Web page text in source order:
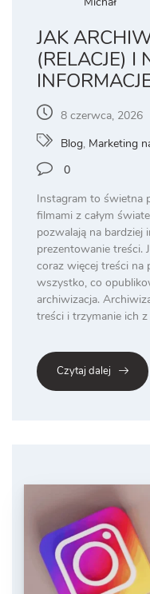
JAK
(RELACJE) I
8 czerwca, 2026
Blog, Marketing
0
Instagram to świetna
filmami z całym
pozwalają na bardziej
prezentowanie treści.
coraz więcej treści na
wszystko, co
archiwizacja.
treści i trzymanie ich
Czytaj dalej